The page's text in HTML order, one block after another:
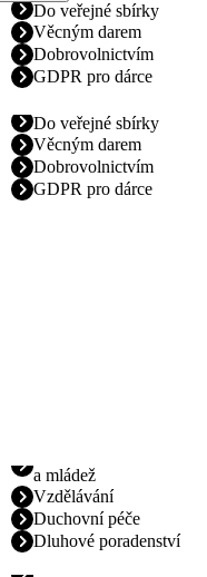
Do veřejné sbírky
Věcným darem
Dobrovolnictvím
GDPR pro dárce
Do veřejné sbírky
Věcným darem
Dobrovolnictvím
GDPR pro dárce
a mládež
Vzdělávání
Duchovní péče
Dluhové poradenství